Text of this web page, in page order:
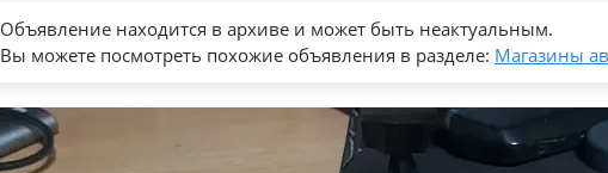
Объявление находится в архиве и может быть неактуальным.
Вы можете посмотреть похожие объявления в разделе: Магазины